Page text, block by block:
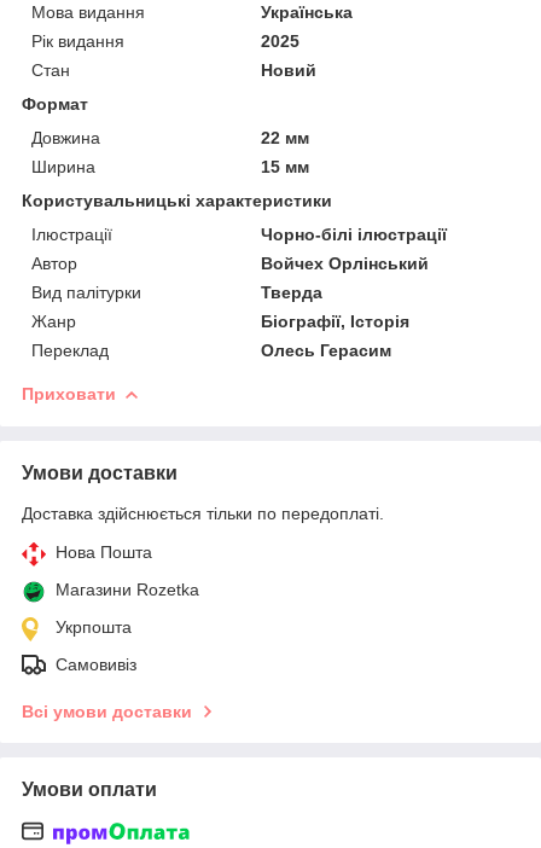
Мова видання
Українська
Рік видання
2025
Стан
Новий
Формат
Довжина
22 мм
Ширина
15 мм
Користувальницькі характеристики
Ілюстрації
Чорно-білі ілюстрації
Автор
Войчех Орлінський
Вид палітурки
Тверда
Жанр
Біографії, Історія
Переклад
Олесь Герасим
Приховати
Умови доставки
Доставка здійснюється тільки по передоплаті.
Нова Пошта
Магазини Rozetka
Укрпошта
Самовивіз
Всі умови доставки
Умови оплати